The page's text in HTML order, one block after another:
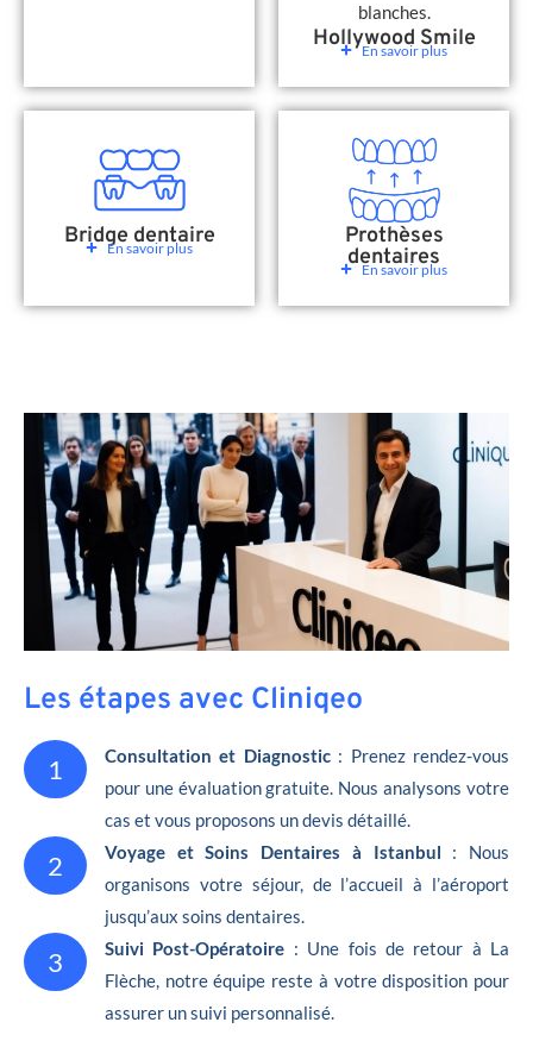
Hollywood Smile
En savoir plus
Bridge dentaire
En savoir plus Prothèses
dentaires
En savoir plus
Les étapes avec Cliniqeo
1 Consultation et Diagnostic: Prenez rendez-vous
pour une évaluation gratuite. Nous analysons votre
cas et vous proposons un devis détaillé.
2 Voyage et Soins Dentaires à Istanbul : Nous
organisons votre séjour, de l’accueil à l’aéroport
jusqu’aux soins dentaires.
3 Suivi Post-Opératoire : Une fois de retour à La
Flèche, notre équipe reste à votre disposition pour
assurer un suivi personnalisé.